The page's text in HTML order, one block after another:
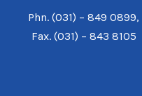
Phn. (031) – 849 0899,
Fax. (031) – 843 8105